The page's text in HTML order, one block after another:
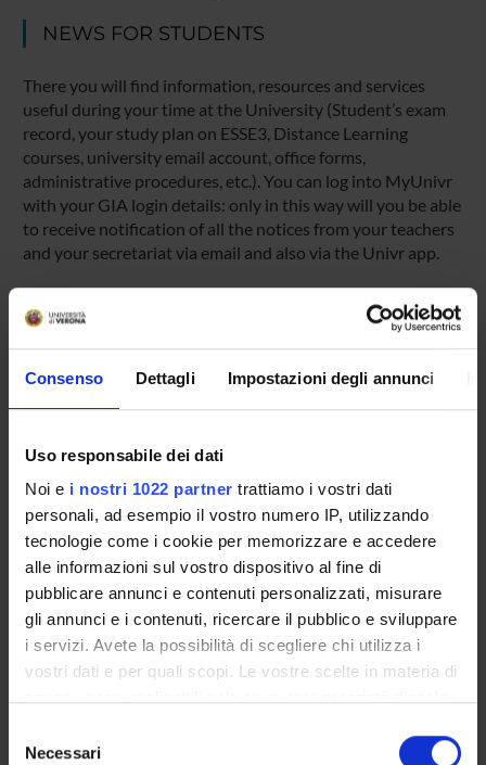
Consenso Dettagli Impostazioni degli annunci
Uso responsabile dei dati
Noi e i nostri 1022 partner trattiamo i vostri dati
personali, ad esempio il vostro numero IP, utilizzando
tecnologie come i cookie per memorizzare e accedere
alle informazioni sul vostro dispositivo al fine di
pubblicare annunci e contenuti personalizzati, misurare
gli annunci e i contenuti, ricercare il pubblico e sviluppare
i servizi. Avete la possibilità di scegliere chi utilizza i
vostri dati e per quali scopi. Le vostre scelte in materia di
modificare o revocare il proprio consenso in qualsiasi
delNecessari
NEWS FOR STUDENTS
There you will find information, resources and services
useful during your time at the University (Student’s exam
record, your study plan on ESSE3, Distance Learning
courses, university email account, office forms,
administrative procedures, etc.). You can log into MyUnivr
with your GIA login details: only in this way will you be able
to receive notification of all the notices from your teachers
and your secretariat via email and also via the Univr app.
MYUNIVR
Overview
ENTRY REQUIREMENTS (OFA)
Courses
Academic Calendar
Degree Programme
Lesson timetable
Notices
Thesis and internship proposals
Scholarships and Grants